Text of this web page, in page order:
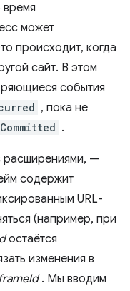
время
может
происходит, когда
сайт. В этом
события
, пока не
.
расширениями, —
содержит
URL-
(например, при
остаётся
изменения в
frameId. Мы вводим